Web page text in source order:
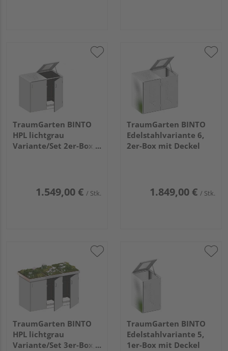
TraumGarten BINTO
HPL lichtgrau
Variante/Set 2er-Box,
1.549,00 € / Stk.
TraumGarten BINTO
Edelstahlvariante 6,
2er-Box mit Deckel
1.849,00 € / Stk.
TraumGarten BINTO
HPL lichtgrau
Variante/Set 3er-Box,
TraumGarten BINTO
Edelstahlvariante 5,
1er-Box mit Deckel